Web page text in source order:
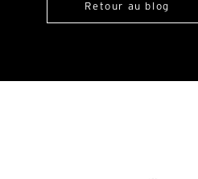
Retour au blog